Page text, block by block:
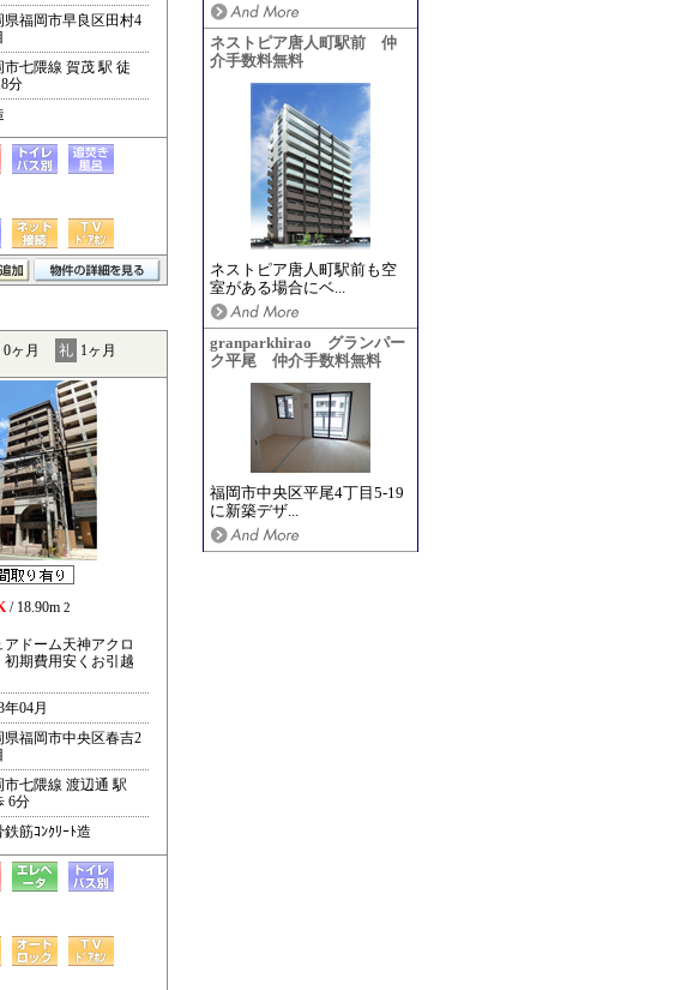
ネストピア唐人町駅前 仲
介手数料無料
ネストピア唐人町駅前も空
室がある場合にベ...
granparkhirao グランパー
ク平尾 仲介手数料無料
福岡市中央区平尾4丁目5-19
に新築デザ...
県福岡市早良区田村4
市七隈線 賀茂 駅 徒
分
0ヶ月 礼 1ヶ月
/ 18.90m 2
アドーム天神アクロ
期費用安くお引越
年04月
県福岡市中央区春吉2
市七隈線 渡辺通 駅
6分
鉄筋ｺﾝｸﾘｰﾄ造